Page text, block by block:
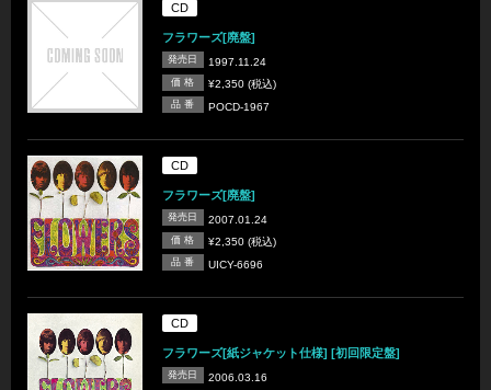
CD
フラワーズ[廃盤]
発売日 1997.11.24
価 格 ¥2,350 (税込)
品 番 POCD-1967
CD
フラワーズ[廃盤]
発売日 2007.01.24
価 格 ¥2,350 (税込)
品 番 UICY-6696
CD
フラワーズ[紙ジャケット仕様] [初回限定盤]
発売日 2006.03.16